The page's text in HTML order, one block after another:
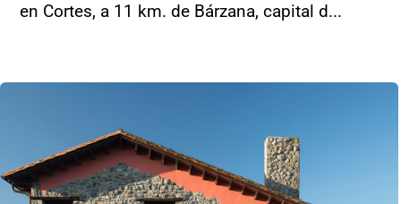
en Cortes, a 11 km. de Bárzana, capital d...